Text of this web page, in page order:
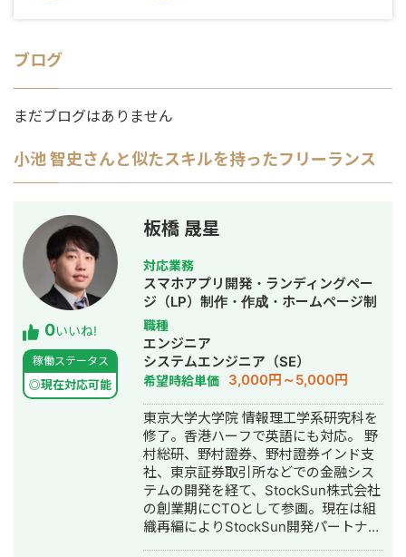
ブログ
まだブログはありません
小池 智史さんと似たスキルを持ったフリーランス
0いいね!
稼働ステータス
◎現在対応可能
板橋 晟星
対応業務
スマホアプリ開発・ランディングペー
ジ（LP）制作・作成・ホームページ制
作・作成・バナー制作・デザイン・漫
画制作・AI活用
職種
エンジニア
システムエンジニア（SE）
希望時給単価 3,000円～5,000円
東京大学大学院 情報理工学系研究科を
修了。香港ハーフで英語にも対応。 野
村総研、野村證券、野村證券インド支
社、東京証券取引所などでの金融シス
テムの開発を経て、StockSun株式会社
の創業期にCTOとして参画。現在は組
織再編によりStockSun開発パートナー